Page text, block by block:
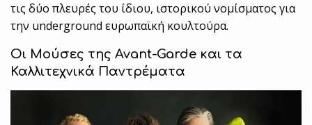
τις δύο πλευρές του ίδιου, ιστορικού νομίσματος για
την underground ευρωπαϊκή κουλτούρα.
Οι Μούσες της Avant-Garde και τα
Καλλιτεχνικά Παντρέματα